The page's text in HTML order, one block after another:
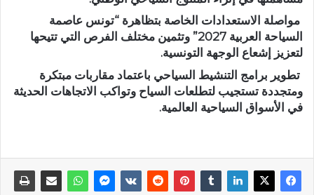
مواصلة الاستعدادات الخاصة بتظاهرة “تونس عاصمة
السياحة العربية 2027” وتثمين مختلف الفرص التي تتيحها
لتعزيز إشعاع الوجهة التونسية.
تطوير برامج التنشيط السياحي باعتماد مقاربات مبتكرة
ومتجددة تستجيب لتطلعات السياح وتواكب الاتجاهات الحديثة
في الأسواق السياحية العالمية.